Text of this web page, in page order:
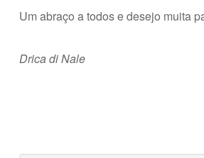
Um abraço a todos e desejo muita
Drica di Nale